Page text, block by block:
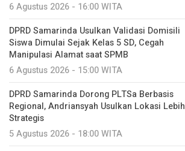
6 Agustus 2026 - 16:00 WITA
DPRD Samarinda Usulkan Validasi Domisili
Siswa Dimulai Sejak Kelas 5 SD, Cegah
Manipulasi Alamat saat SPMB
6 Agustus 2026 - 15:00 WITA
DPRD Samarinda Dorong PLTSa Berbasis
Regional, Andriansyah Usulkan Lokasi Lebih
Strategis
5 Agustus 2026 - 18:00 WITA